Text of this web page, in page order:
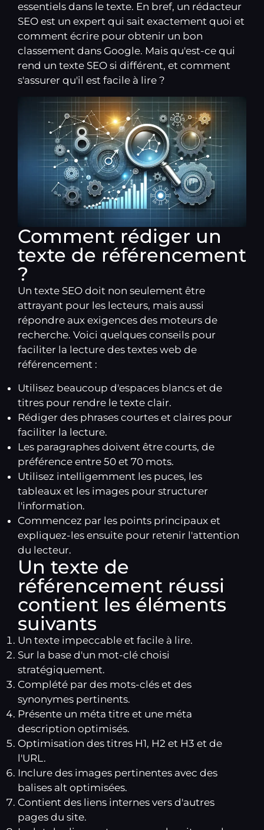
essentiels dans le texte. En bref, un rédacteur
SEO est un expert qui sait exactement quoi et
comment écrire pour obtenir un bon
classement dans Google. Mais qu'est-ce qui
rend un texte SEO si différent, et comment
s'assurer qu'il est facile à lire ?
Comment rédiger un
texte de référencement
?
Un texte SEO doit non seulement être
attrayant pour les lecteurs, mais aussi
répondre aux exigences des moteurs de
recherche. Voici quelques conseils pour
faciliter la lecture des textes web de
référencement :
Utilisez beaucoup d'espaces blancs et de
titres pour rendre le texte clair.
Rédiger des phrases courtes et claires pour
faciliter la lecture.
Les paragraphes doivent être courts, de
préférence entre 50 et 70 mots.
Utilisez intelligemment les puces, les
tableaux et les images pour structurer
l'information.
Commencez par les points principaux et
expliquez-les ensuite pour retenir l'attention
du lecteur.
Un texte de
référencement réussi
contient les éléments
suivants
Un texte impeccable et facile à lire.
Sur la base d'un mot-clé choisi
stratégiquement.
Complété par des mots-clés et des
synonymes pertinents.
Présente un méta titre et une méta
description optimisés.
Optimisation des titres H1, H2 et H3 et de
l'URL.
Inclure des images pertinentes avec des
balises alt optimisées.
Contient des liens internes vers d'autres
pages du site.